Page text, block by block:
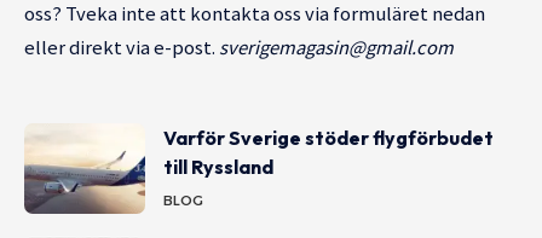
oss? Tveka inte att kontakta oss via formuläret nedan
eller direkt via e-post. sverigemagasin@gmail.com
Varför Sverige stöder flygförbudet
till Ryssland
BLOG